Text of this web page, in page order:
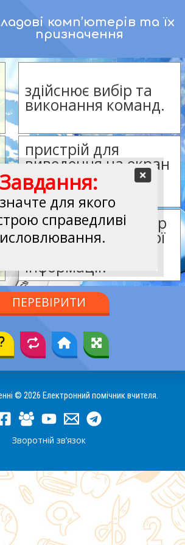
комп’ютерів та їх
призначення
здійснює вибір та
виконання команд.
пристрій для
виведення на екран
текстових і
графічних даних.
виведення на папір
числової, текстової
інформації.
Завдання:
для якого
справедливі
ПЕРЕВІРИТИ
© 2026 Електронний помічник вчителя.
Зворотній зв’язок